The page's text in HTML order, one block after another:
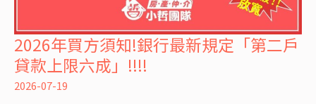
2026年買方須知!銀行最新規定「第二戶
貸款上限六成」!!!!
2026-07-19
2026
年
買
方